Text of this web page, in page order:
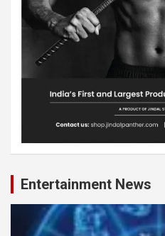
Entertainment News